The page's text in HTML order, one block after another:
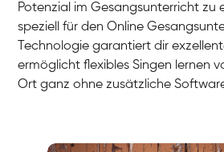
Potenzial im Gesangsunterricht zu
speziell für den Online
Technologie garantiert dir
ermöglicht flexibles Singen lernen
Ort ganz ohne zusätzliche